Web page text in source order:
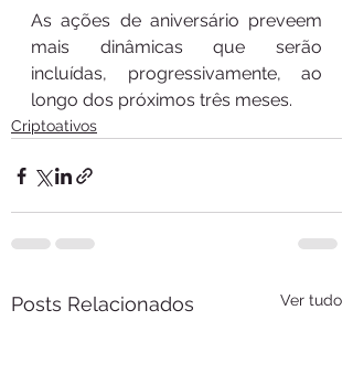
As ações de aniversário preveem
mais dinâmicas que serão
incluídas, progressivamente, ao
longo dos próximos três meses.
Criptoativos
Posts Relacionados Ver tudo